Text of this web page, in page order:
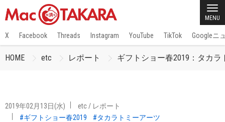
MENU
X Facebook Threads Instagram YouTube TikTok Googleニ
HOME etc レポート ギフトショー春2019：タカ
2019年02月13日(水) etc/ レポート
#ギフトショー春2019
#タカラトミーアーツ